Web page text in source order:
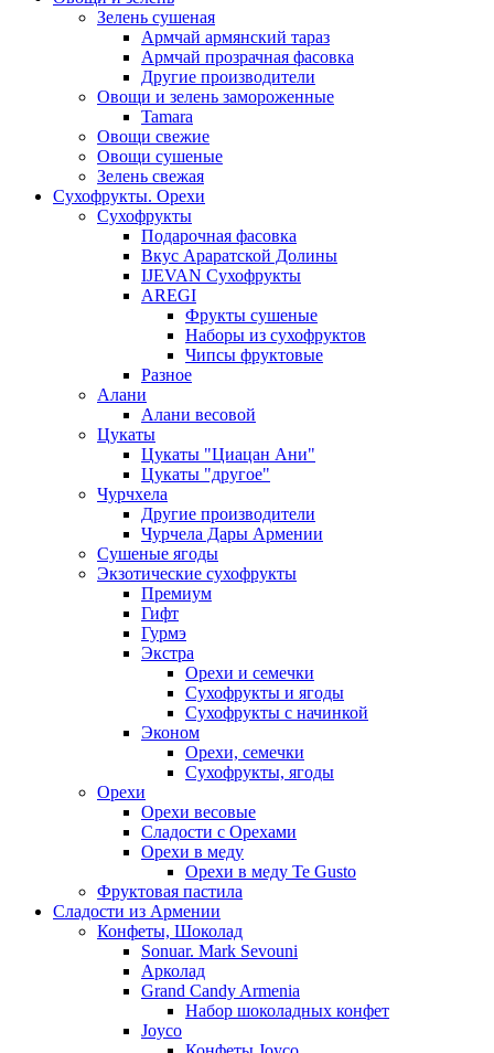
Зелень сушеная
Армчай армянский тараз
Армчай прозрачная фасовка
Другие производители
Овощи и зелень замороженные
Tamara
Овощи свежие
Овощи сушеные
Зелень свежая
Сухофрукты. Орехи
Сухофрукты
Подарочная фасовка
Вкус Араратской Долины
IJEVAN Сухофрукты
AREGI
Фрукты сушеные
Наборы из сухофруктов
Чипсы фруктовые
Разное
Алани
Алани весовой
Цукаты
Цукаты "Циацан Ани"
Цукаты "другое"
Чурчхела
Другие производители
Чурчела Дары Армении
Сушеные ягоды
Экзотические сухофрукты
Премиум
Гифт
Гурмэ
Экстра
Орехи и семечки
Сухофрукты и ягоды
Сухофрукты с начинкой
Эконом
Орехи, семечки
Сухофрукты, ягоды
Орехи
Орехи весовые
Сладости с Орехами
Орехи в меду
Орехи в меду Te Gusto
Фруктовая пастила
Сладости из Армении
Конфеты, Шоколад
Sonuar. Mark Sevouni
Арколад
Grand Candy Armenia
Набор шоколадных конфет
Joyco